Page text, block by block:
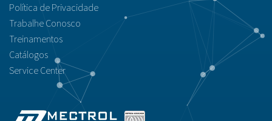
Política de Privacidade
Trabalhe Conosco
Treinamentos
Catálogos
Service Center